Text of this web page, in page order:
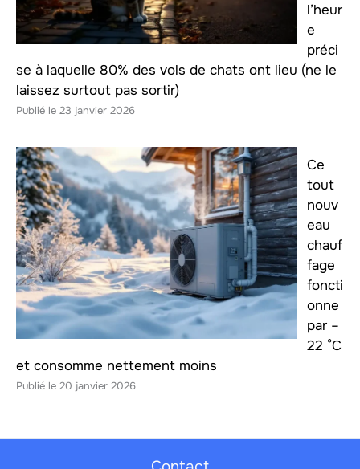
l’heur
e
préci
se à laquelle 80% des vols de chats ont lieu (ne le
laissez surtout pas sortir)
23 janvier 2026
Ce
tout
nouv
eau
chauf
fage
foncti
onne
par –
22 °C
et consomme nettement moins
20 janvier 2026